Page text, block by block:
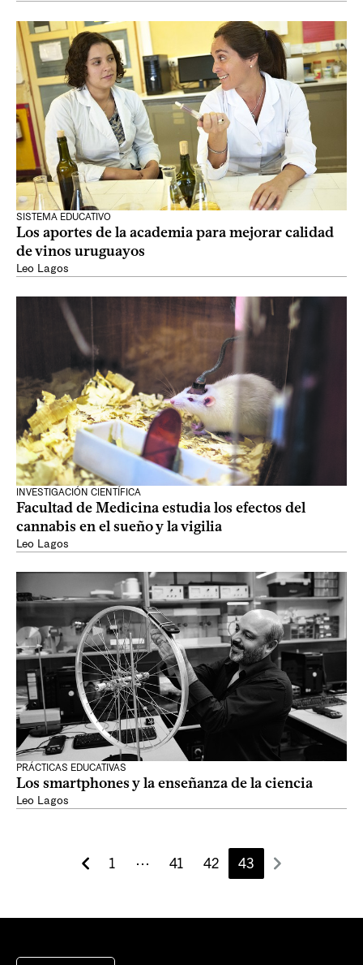
SISTEMA EDUCATIVO
Los aportes de la academia para mejorar calidad
de vinos uruguayos
Leo Lagos
INVESTIGACIÓN CIENTÍFICA
Facultad de Medicina estudia los efectos del
cannabis en el sueño y la vigilia
Leo Lagos
PRÁCTICAS EDUCATIVAS
Los smartphones y la enseñanza de la ciencia
Leo Lagos
1 ⋯ 41 42 43